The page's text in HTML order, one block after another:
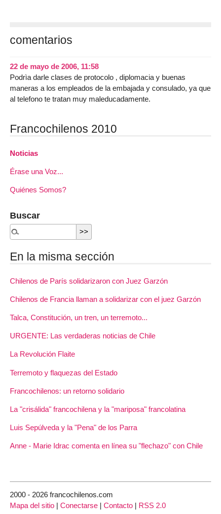
comentarios
22 de mayo de 2006, 11:58
Podrìa darle clases de protocolo , diplomacia y buenas
maneras a los empleados de la embajada y consulado, ya que
al telefono te tratan muy maleducadamente.
Francochilenos 2010
Noticias
Érase una Voz...
Quiénes Somos?
Buscar
En la misma sección
Chilenos de París solidarizaron con Juez Garzón
Chilenos de Francia llaman a solidarizar con el juez Garzón
Talca, Constitución, un tren, un terremoto...
URGENTE: Las verdaderas noticias de Chile
La Revolución Flaite
Terremoto y flaquezas del Estado
Francochilenos: un retorno solidario
La "crisálida" francochilena y la "mariposa" francolatina
Luis Sepúlveda y la "Pena" de los Parra
Anne - Marie Idrac comenta en línea su "flechazo" con Chile
2000 - 2026 francochilenos.com
Mapa del sitio | Conectarse | Contacto | RSS 2.0